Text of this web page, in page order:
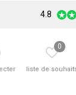
liste de
0
4.8